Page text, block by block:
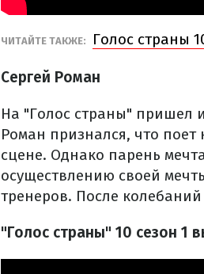
​ЧИТАЙТЕ ТАКЖЕ: Голос страны
Сергей Роман
На "Голос страны" пришел
Роман признался, что поет
сцене. Однако парень
осуществлению своей
тренеров. После
"Голос страны" 10 сезон 1